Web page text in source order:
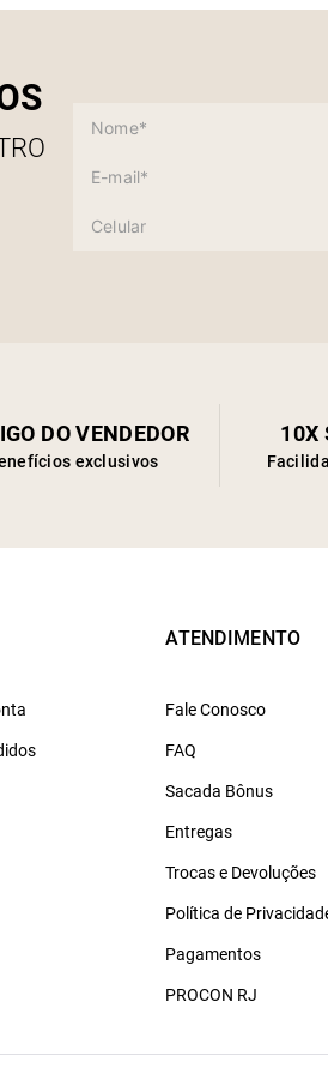
DO VENDEDOR
exclusivos
10X
ATENDIMENTO
Fale Conosco
FAQ
Sacada Bônus
Entregas
Trocas e Devoluções
Política de
Pagamentos
PROCON RJ